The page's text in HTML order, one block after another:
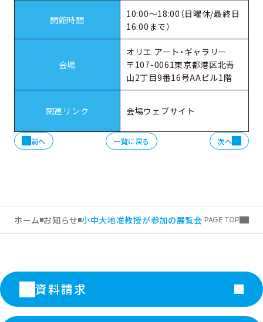
開館時間
10:00～18:00（日曜休/最終日
16:00まで）
会場
オリエ アート・ギャラリー
〒107-0061東京都港区北青
山2丁目9番16号AAビル1階
関連リンク 会場ウェブサイト
前へ 一覧に戻る 次へ
ホーム お知らせ 小中大地准教授が参加の展覧会「小さな環境芸
PAGE TOP
資料請求